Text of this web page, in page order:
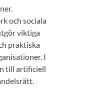
och sociala
viktiga
praktiska
I
till artificiell